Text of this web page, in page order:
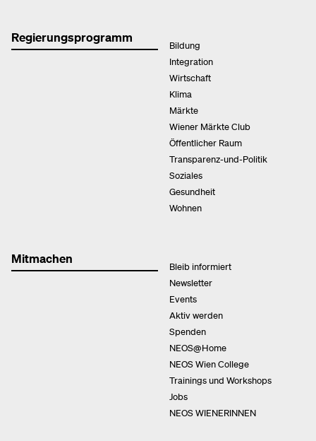
Regierungsprogramm
Bildung
Integration
Wirtschaft
Klima
Märkte
Wiener Märkte Club
Öffentlicher Raum
Transparenz-und-Politik
Soziales
Gesundheit
Wohnen
Mitmachen
Bleib informiert
Newsletter
Events
Aktiv werden
Spenden
NEOS@Home
NEOS Wien College
Trainings und Workshops
Jobs
NEOS WIENERINNEN